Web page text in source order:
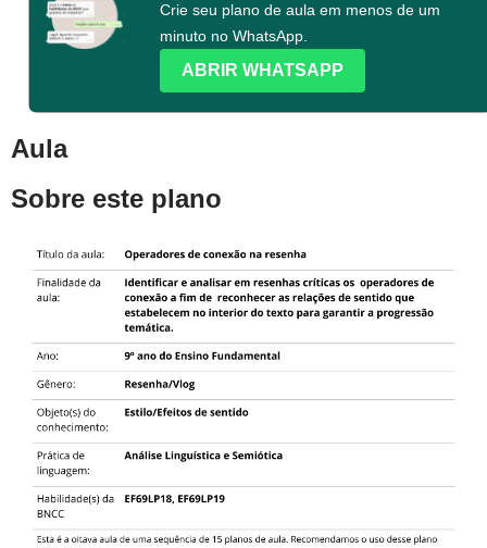
Crie seu plano de aula em menos de um
minuto no WhatsApp.
ABRIR WHATSAPP
Aula
Sobre este plano